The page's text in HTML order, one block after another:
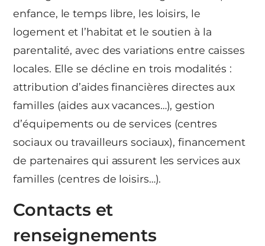
enfance, le temps libre, les loisirs, le
logement et l’habitat et le soutien à la
parentalité, avec des variations entre caisses
locales. Elle se décline en trois modalités :
attribution d’aides financières directes aux
familles (aides aux vacances…), gestion
d’équipements ou de services (centres
sociaux ou travailleurs sociaux), financement
de partenaires qui assurent les services aux
familles (centres de loisirs…).
Contacts et
renseignements